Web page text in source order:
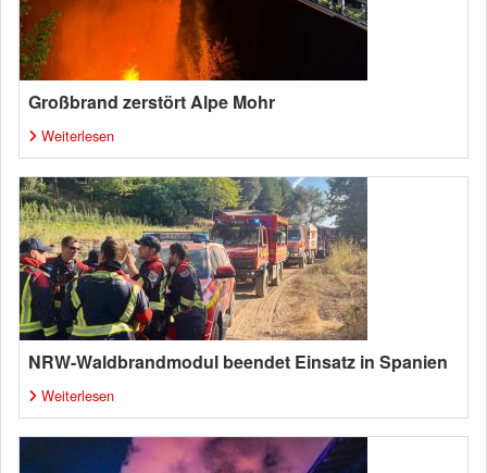
Großbrand zerstört Alpe Mohr
Weiterlesen
NRW-Waldbrandmodul beendet Einsatz in Spanien
Weiterlesen